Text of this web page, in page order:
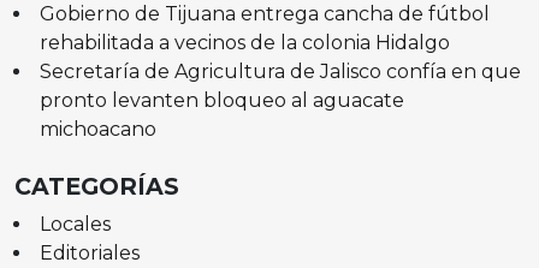
Gobierno de Tijuana entrega cancha de fútbol
rehabilitada a vecinos de la colonia Hidalgo
Secretaría de Agricultura de Jalisco confía en que
pronto levanten bloqueo al aguacate
michoacano
CATEGORÍAS
Locales
Editoriales